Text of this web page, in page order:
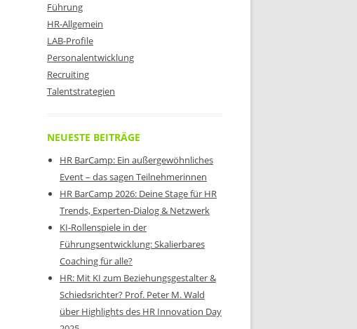
Führung
HR-Allgemein
LAB-Profile
Personalentwicklung
Recruiting
Talentstrategien
NEUESTE BEITRÄGE
HR BarCamp: Ein außergewöhnliches
Event – das sagen Teilnehmerinnen
HR BarCamp 2026: Deine Stage für HR
Trends, Experten-Dialog & Netzwerk
KI-Rollenspiele in der
Führungsentwicklung: Skalierbares
Coaching für alle?
HR: Mit KI zum Beziehungsgestalter &
Schiedsrichter? Prof. Peter M. Wald
über Highlights des HR Innovation Day